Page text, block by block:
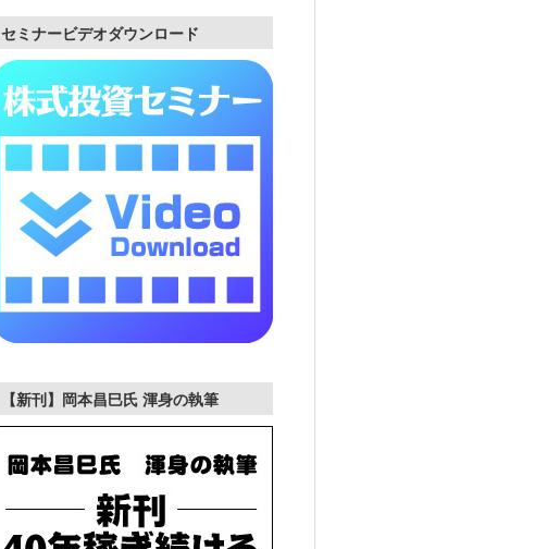
セミナービデオダウンロード
【新刊】岡本昌巳氏 渾身の執筆